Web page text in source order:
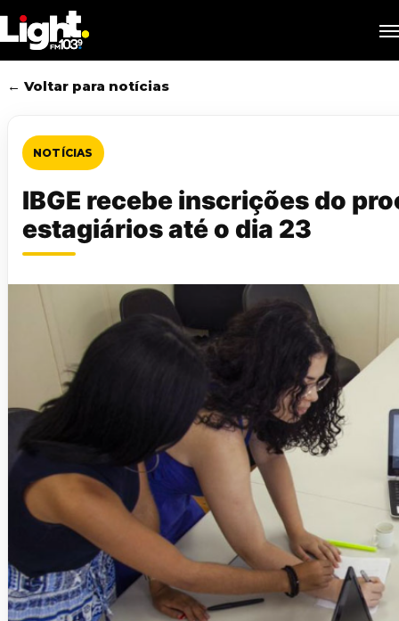
to
main
content
← Voltar para notícias
NOTÍCIAS
IBGE recebe inscrições do
estagiários até o dia 23